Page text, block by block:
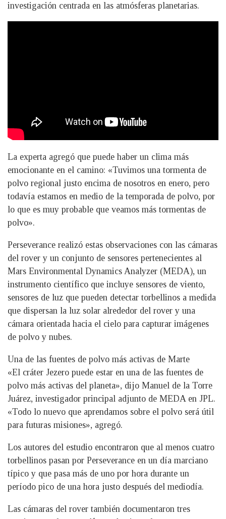
investigación centrada en las atmósferas planetarias.
La experta agregó que puede haber un clima más
emocionante en el camino: «Tuvimos una tormenta de
polvo regional justo encima de nosotros en enero, pero
todavía estamos en medio de la temporada de polvo, por
lo que es muy probable que veamos más tormentas de
polvo».
Perseverance realizó estas observaciones con las cámaras
del rover y un conjunto de sensores pertenecientes al
Mars Environmental Dynamics Analyzer (MEDA), un
instrumento científico que incluye sensores de viento,
sensores de luz que pueden detectar torbellinos a medida
que dispersan la luz solar alrededor del rover y una
cámara orientada hacia el cielo para capturar imágenes
de polvo y nubes.
Una de las fuentes de polvo más activas de Marte
«El cráter Jezero puede estar en una de las fuentes de
polvo más activas del planeta», dijo Manuel de la Torre
Juárez, investigador principal adjunto de MEDA en JPL.
«Todo lo nuevo que aprendamos sobre el polvo será útil
para futuras misiones», agregó.
Los autores del estudio encontraron que al menos cuatro
torbellinos pasan por Perseverance en un día marciano
típico y que pasa más de uno por hora durante un
período pico de una hora justo después del mediodía.
Las cámaras del rover también documentaron tres